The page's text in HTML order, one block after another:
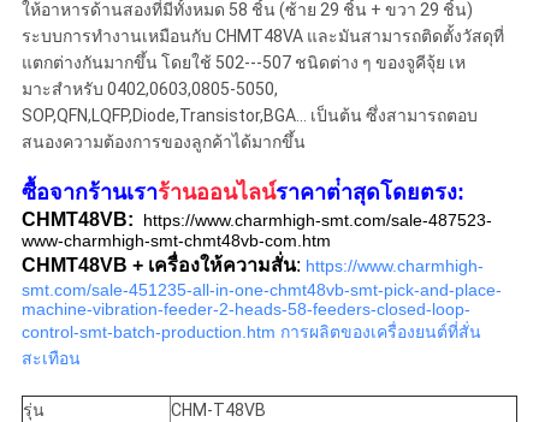
ให้อาหารด้านสองที่มีทั้งหมด 58 ชิ้น (ซ้าย 29 ชิ้น + ขวา 29 ชิ้น)
ระบบการทํางานเหมือนกับ CHMT48VA และมันสามารถติดตั้งวัสดุที่
แตกต่างกันมากขึ้น โดยใช้ 502---507 ชนิดต่าง ๆ ของจูคีจุ้ย เห
มาะสําหรับ 0402,0603,0805-5050,
SOP,QFN,LQFP,Diode,Transistor,BGA... เป็นต้น ซึ่งสามารถตอบ
สนองความต้องการของลูกค้าได้มากขึ้น
ซื้อจากร้านเราร้านออนไลน์ราคาต่ําสุดโดยตรง:
CHMT48VB:
https://www.charmhigh-smt.com/sale-487523-
www-charmhigh-smt-chmt48vb-com.htm
CHMT48VB + เครื่องให้ความสั่น: https://www.charmhigh-
smt.com/sale-451235-all-in-one-chmt48vb-smt-pick-and-place-
machine-vibration-feeder-2-heads-58-feeders-closed-loop-
control-smt-batch-production.htm การผลิตของเครื่องยนต์ที่สั่น
สะเทือน
รุ่น
CHM-T48VB